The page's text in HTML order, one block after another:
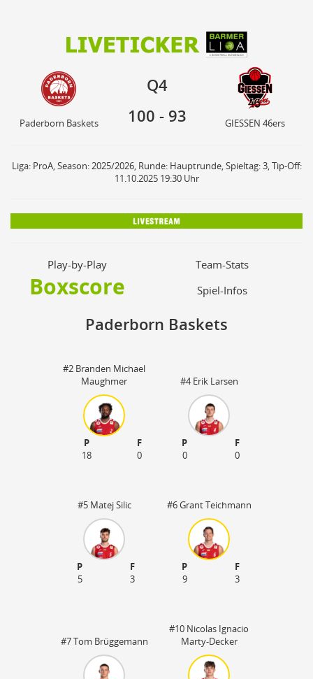
Paderborn Baskets GIESSEN 46ers
Q4
100 - 93
Paderborn Baskets GIESSEN 46ers
Liga: ProA, Season: 2025/2026, Runde: Hauptrunde, Spieltag: 3, Tip-Off:
11.10.2025 19:30 Uhr
Play-by-Play Team-Stats
Boxscore Spiel-Infos
Paderborn Baskets
#2 Branden Michael
Maughmer
P
F
18
0
#4 Erik Larsen
P
F
0
0
#5 Matej Silic
P
F
5
3
#6 Grant Teichmann
P
F
9
3
#7 Tom Brüggemann
#10 Nicolas Ignacio
Marty-Decker